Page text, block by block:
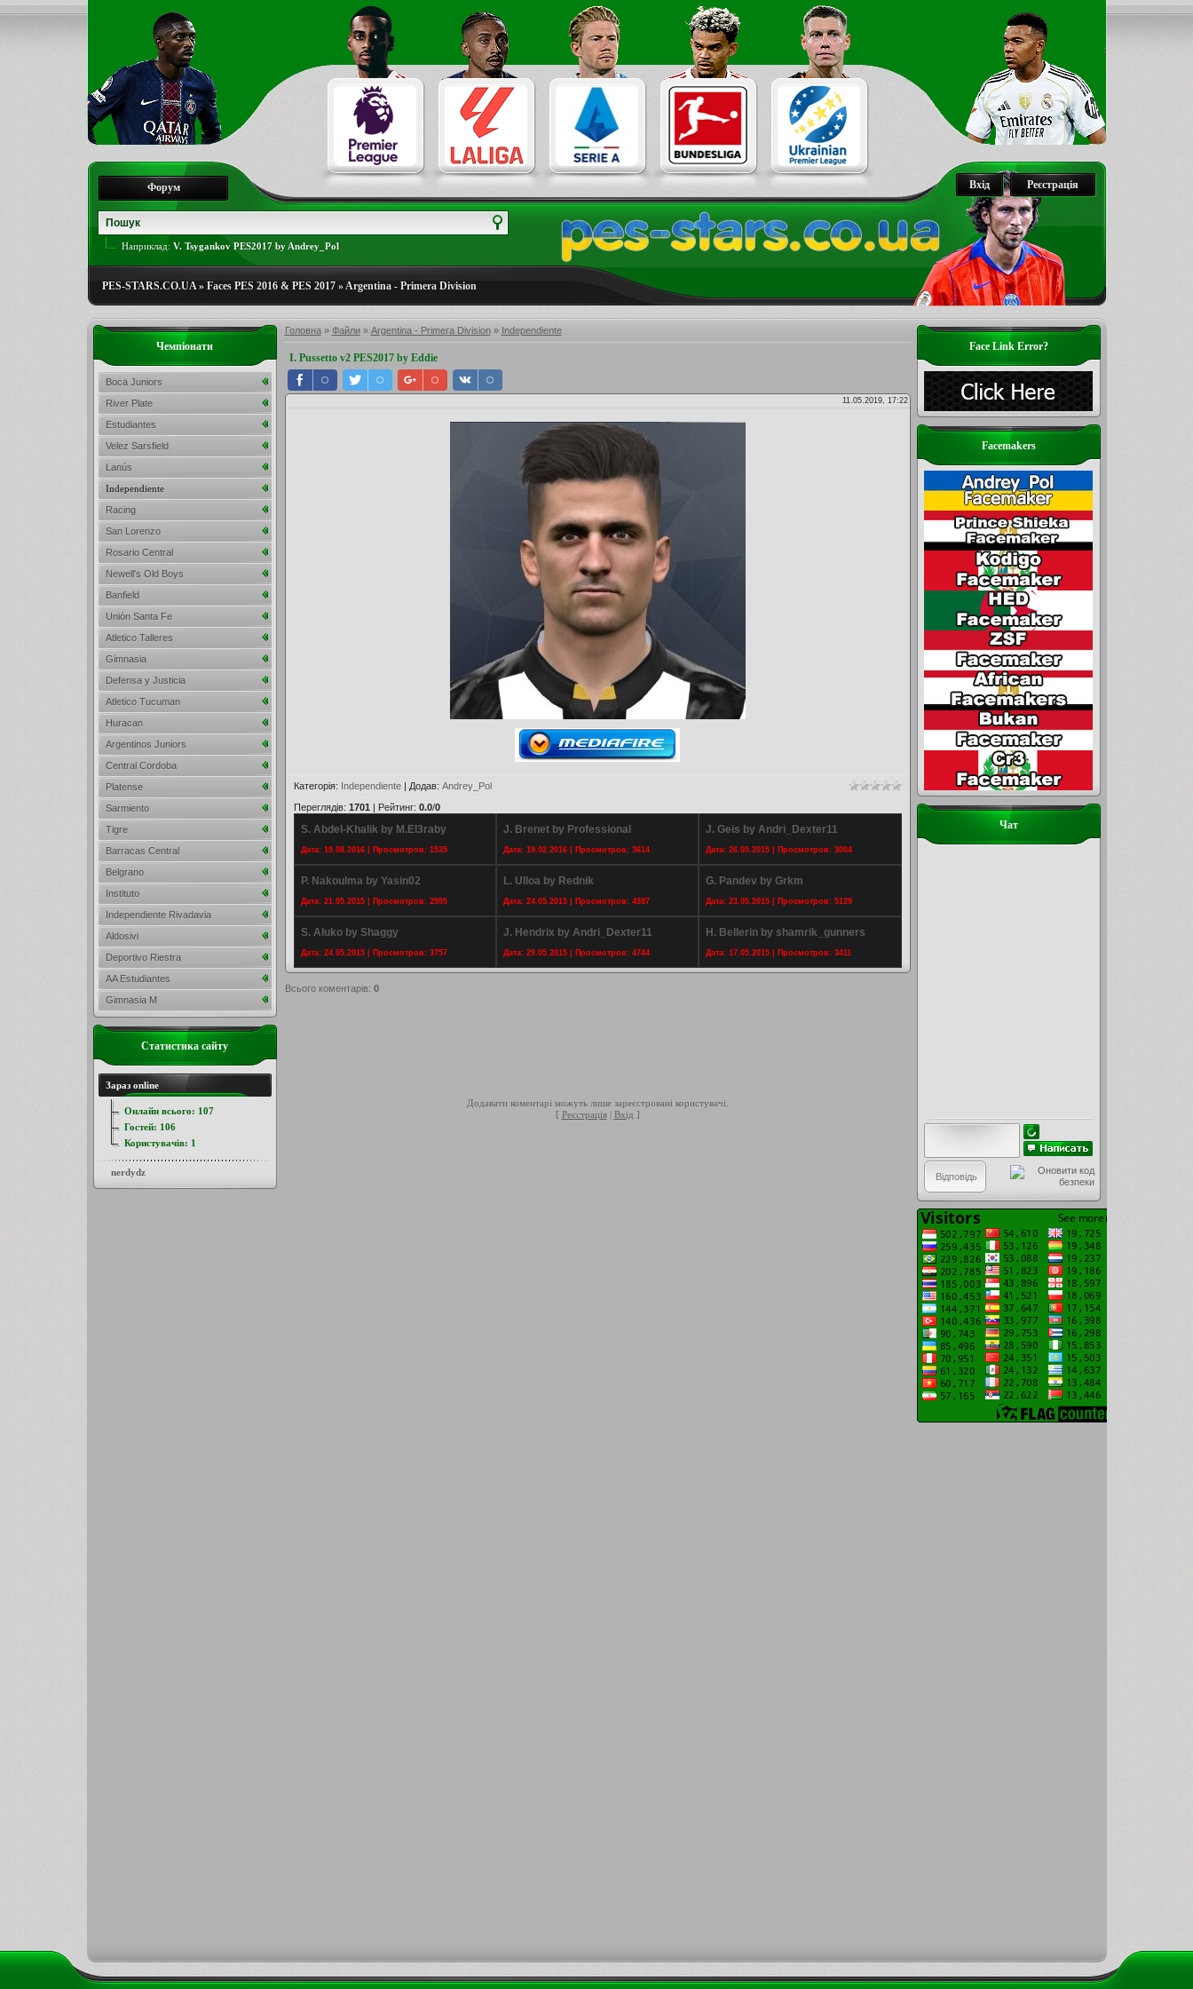
Реєстрація
Вхід
Форум
Наприклад: V. Tsygankov PES2017 by Andrey_Pol
PES-STARS.CO.UA» Faces PES 2016 & PES 2017»Argentina - Primera Division
Головна» Файли» Argentina - Primera Division» Independiente
I. Pussetto v2 PES2017 by Eddie
11.05.2019, 17:22
Категорія: Independiente| Додав: Andrey_Pol
Переглядів: 1701 | Рейтинг: 0.0/0
S. Abdel-Khalik by M.El3raby
Дата: 19.08.2016 | Просмотров: 1535
J. Brenet by Professional
Дата: 19.02.2016 | Просмотров: 3614
J. Geis by Andri_Dexter11
Дата: 26.05.2015 | Просмотров: 3004
P. Nakoulma by Yasin02
Дата: 21.05.2015 | Просмотров: 2995
L. Ulloa by Rednik
Дата: 24.05.2015 | Просмотров: 4387
G. Pandev by Grkm
Дата: 23.05.2015 | Просмотров: 5129
S. Aluko by Shaggy
Дата: 24.05.2015 | Просмотров: 3757
J. Hendrix by Andri_Dexter11
Дата: 29.05.2015 | Просмотров: 4744
H. Bellerin by shamrik_gunners
Дата: 17.05.2015 | Просмотров: 3411
Всього коментарів: 0
Додавати коментарі можуть лише зареєстровані користувачі.
[ Реєстрація| Вхід ]
Face Link Error?
Facemakers
Чат
Чемпіонати
Boca Juniors
River Plate
Estudiantes
Velez Sarsfield
Lanús
Independiente
Racing
San Lorenzo
Rosario Central
Newell's Old Boys
Banfield
Unión Santa Fe
Atletico Talleres
Gimnasia
Defensa y Justicia
Atletico Tucuman
Huracan
Argentinos Juniors
Central Cordoba
Platense
Sarmiento
Tigre
Barracas Central
Belgrano
Instituto
Independiente Rivadavia
Aldosivi
Deportivo Riestra
AA Estudiantes
Gimnasia M
Статистика сайту
Зараз online
Онлайн всього: 107
Гостей: 106
Користувачів: 1
nerdydz